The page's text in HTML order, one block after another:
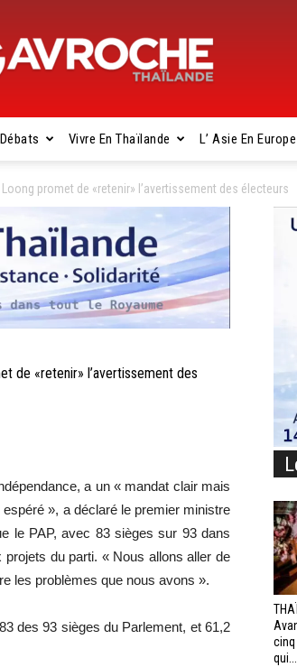
Gavroche
Thaïlande
Vivre En Thaïlande L’ Asie En Europe
Loong promet de «retenir» l’avertissement des électeurs
de «retenir» l’avertissement des
a un « mandat clair mais
espéré », a déclaré le premier ministre
le PAP, avec 83 sièges sur 93 dans
du parti. « Nous allons aller de
les problèmes que nous avons ».
des 93 sièges du Parlement, et 61,2
qui...